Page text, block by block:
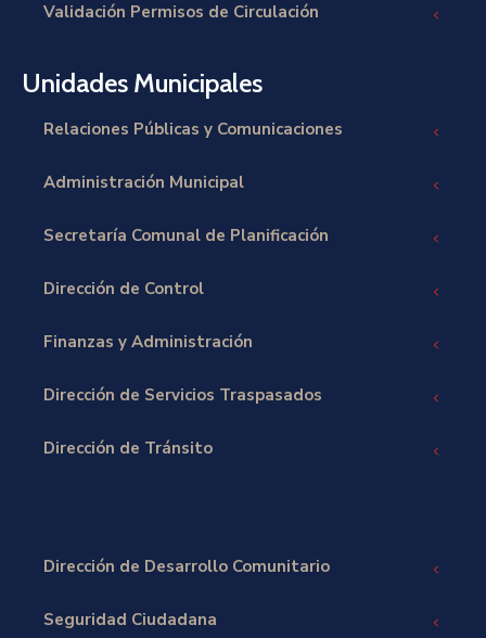
Validación Permisos de Circulación
Unidades Municipales
Relaciones Públicas y Comunicaciones
Administración Municipal
Secretaría Comunal de Planificación
Dirección de Control
Finanzas y Administración
Dirección de Servicios Traspasados
Dirección de Tránsito
Dirección de Desarrollo Comunitario
Seguridad Ciudadana